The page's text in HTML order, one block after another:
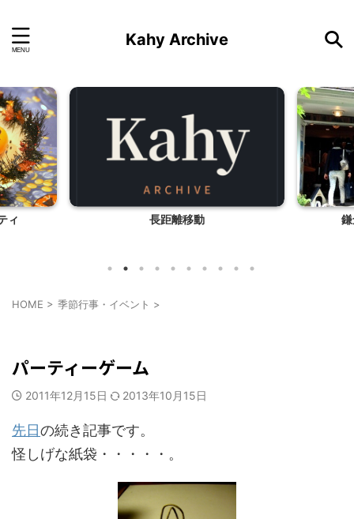
Kahy Archive
ィ 長距離移動
HOME > 季節行事・イベント >
パーティーゲーム
2011年12月15日 2013年10月15日
先日の続き記事です。
怪しげな紙袋・・・・・。